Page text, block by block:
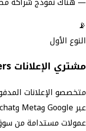
📡
النوع الأول
مشتري الإعلانات Media Buyers
متخصصو الإعلانات
عمولات مستدامة من